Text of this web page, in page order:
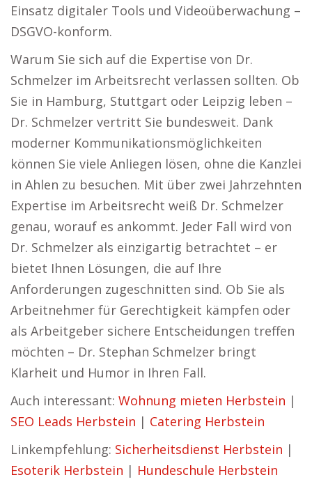
Einsatz digitaler Tools und Videoüberwachung –
DSGVO-konform.
Warum Sie sich auf die Expertise von Dr.
Schmelzer im Arbeitsrecht verlassen sollten. Ob
Sie in Hamburg, Stuttgart oder Leipzig leben –
Dr. Schmelzer vertritt Sie bundesweit. Dank
moderner Kommunikationsmöglichkeiten
können Sie viele Anliegen lösen, ohne die Kanzlei
in Ahlen zu besuchen. Mit über zwei Jahrzehnten
Expertise im Arbeitsrecht weiß Dr. Schmelzer
genau, worauf es ankommt. Jeder Fall wird von
Dr. Schmelzer als einzigartig betrachtet – er
bietet Ihnen Lösungen, die auf Ihre
Anforderungen zugeschnitten sind. Ob Sie als
Arbeitnehmer für Gerechtigkeit kämpfen oder
als Arbeitgeber sichere Entscheidungen treffen
möchten – Dr. Stephan Schmelzer bringt
Klarheit und Humor in Ihren Fall.
Auch interessant: Wohnung mieten Herbstein |
SEO Leads Herbstein | Catering Herbstein
Linkempfehlung: Sicherheitsdienst Herbstein |
Esoterik Herbstein | Hundeschule Herbstein